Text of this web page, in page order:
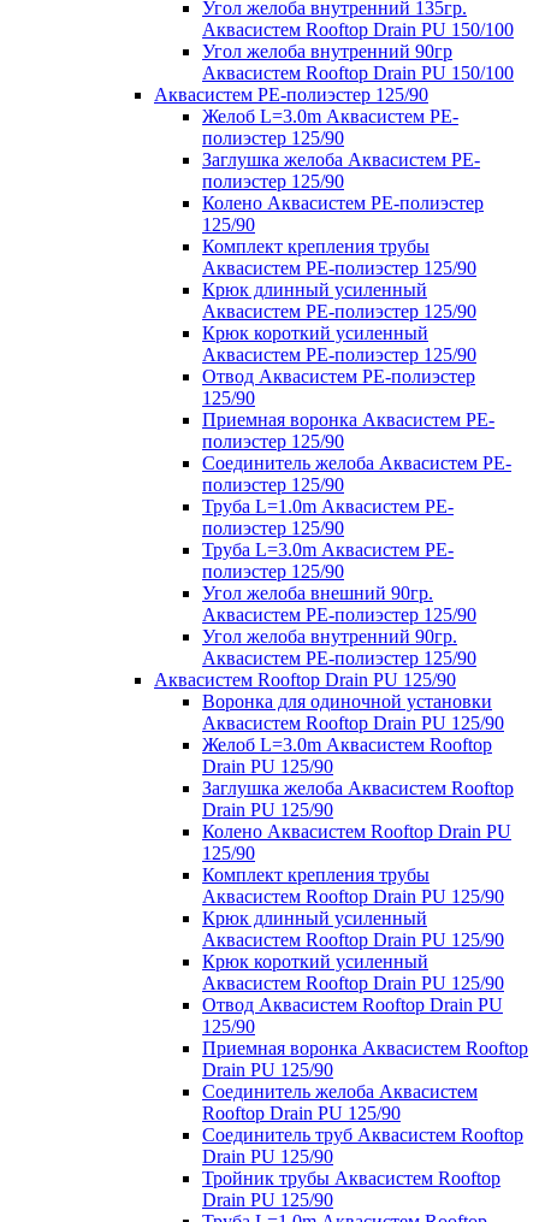
Угол желоба внутренний 135гр.
Аквасистем Rooftop Drain PU 150/100
Угол желоба внутренний 90гр
Аквасистем Rooftop Drain PU 150/100
Аквасистем PE-полиэстер 125/90
Желоб L=3.0m Аквасистем PE-
полиэстер 125/90
Заглушка желоба Аквасистем PE-
полиэстер 125/90
Колено Аквасистем PE-полиэстер
125/90
Комплект крепления трубы
Аквасистем PE-полиэстер 125/90
Крюк длинный усиленный
Аквасистем PE-полиэстер 125/90
Крюк короткий усиленный
Аквасистем PE-полиэстер 125/90
Отвод Аквасистем РЕ-полиэстер
125/90
Приемная воронка Аквасистем PE-
полиэстер 125/90
Соединитель желоба Аквасистем PE-
полиэстер 125/90
Труба L=1.0m Аквасистем PE-
полиэстер 125/90
Труба L=3.0m Аквасистем PE-
полиэстер 125/90
Угол желоба внешний 90гр.
Аквасистем PE-полиэстер 125/90
Угол желоба внутренний 90гр.
Аквасистем PE-полиэстер 125/90
Аквасистем Rooftop Drain PU 125/90
Воронка для одиночной установки
Аквасистем Rooftop Drain PU 125/90
Желоб L=3.0m Аквасистем Rooftop
Drain PU 125/90
Заглушка желоба Аквасистем Rooftop
Drain PU 125/90
Колено Аквасистем Rooftop Drain PU
125/90
Комплект крепления трубы
Аквасистем Rooftop Drain PU 125/90
Крюк длинный усиленный
Аквасистем Rooftop Drain PU 125/90
Крюк короткий усиленный
Аквасистем Rooftop Drain PU 125/90
Отвод Аквасистем Rooftop Drain PU
125/90
Приемная воронка Аквасистем Rooftop
Drain PU 125/90
Соединитель желоба Аквасистем
Rooftop Drain PU 125/90
Соединитель труб Аквасистем Rooftop
Drain PU 125/90
Тройник трубы Аквасистем Rooftop
Drain PU 125/90